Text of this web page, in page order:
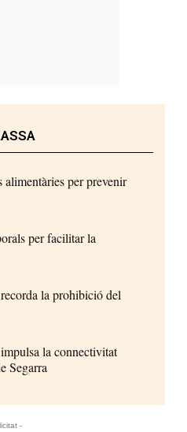
per prevenir
per facilitar la
la prohibició del
la connectivitat
Segarra
-